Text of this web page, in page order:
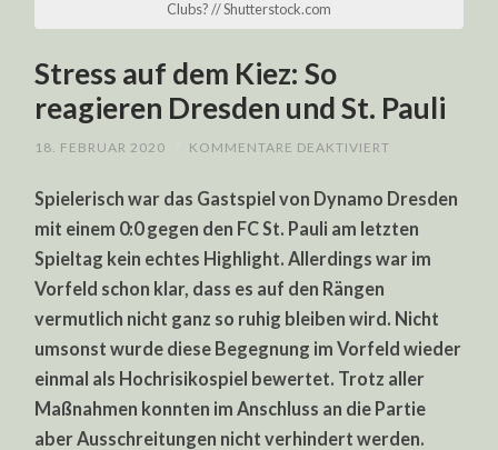
Clubs? // Shutterstock.com
Stress auf dem Kiez: So
reagieren Dresden und St. Pauli
18. FEBRUAR 2020 KOMMENTARE DEAKTIVIERT
DEM
SO
DRESDEN
PAULI
Spielerisch war das Gastspiel von Dynamo Dresden
mit einem 0:0 gegen den FC St. Pauli am letzten
Spieltag kein echtes Highlight. Allerdings war im
Vorfeld schon klar, dass es auf den Rängen
vermutlich nicht ganz so ruhig bleiben wird. Nicht
umsonst wurde diese Begegnung im Vorfeld wieder
einmal als Hochrisikospiel bewertet. Trotz aller
Maßnahmen konnten im Anschluss an die Partie
aber Ausschreitungen nicht verhindert werden.